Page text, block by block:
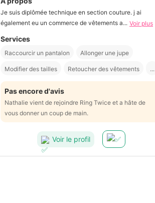
Je suis diplômée technique en section couture. j ai
également eu un commerce de vêtements a... Voir plus
Services
Raccourcir un pantalon Allonger une jupe
Modifier des tailles Retoucher des vêtements ...
Pas encore d'avis
Nathalie vient de rejoindre Ring Twice et a hâte de
vous donner un coup de main.
Voir le profil